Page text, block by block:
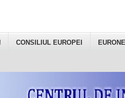
CONSILIUL EUROPEI